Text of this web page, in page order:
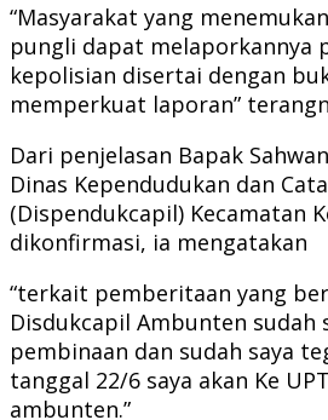
“Masyarakat yang
pungli dapat melaporkannya
kepolisian disertai dengan
memperkuat laporan”
Dari penjelasan Bapak
Dinas Kependudukan dan
(Dispendukcapil) Kecamatan
dikonfirmasi, ia mengatakan
“terkait pemberitaan yang
Disdukcapil Ambunten sudah
pembinaan dan sudah saya
tanggal 22/6 saya akan Ke
ambunten.”